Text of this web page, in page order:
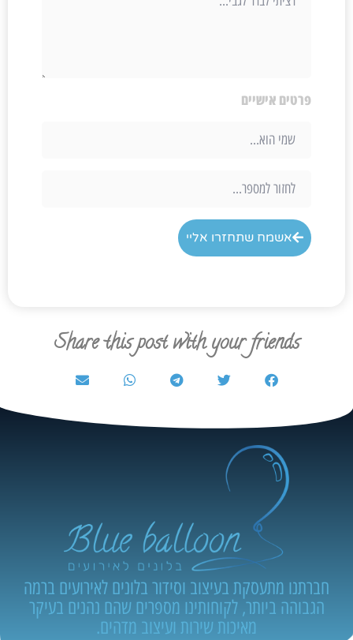
פרטים אישיים
אשמח שתחזרו אליי
Share this post with your friends
חברתנו מתעסקת בעיצוב וסידור בלונים לאירועים ברמה
הגבוהה ביותר, לקוחותינו מספרים שהם נהנים בעיקר
מאיכות שירות ועיצוב מדהים.